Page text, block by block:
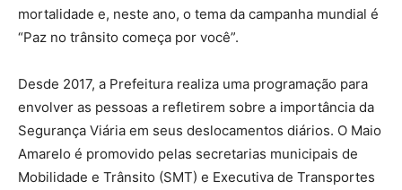
mortalidade e, neste ano, o tema da campanha mundial é
“Paz no trânsito começa por você”.
Desde 2017, a Prefeitura realiza uma programação para
envolver as pessoas a refletirem sobre a importância da
Segurança Viária em seus deslocamentos diários. O Maio
Amarelo é promovido pelas secretarias municipais de
Mobilidade e Trânsito (SMT) e Executiva de Transportes